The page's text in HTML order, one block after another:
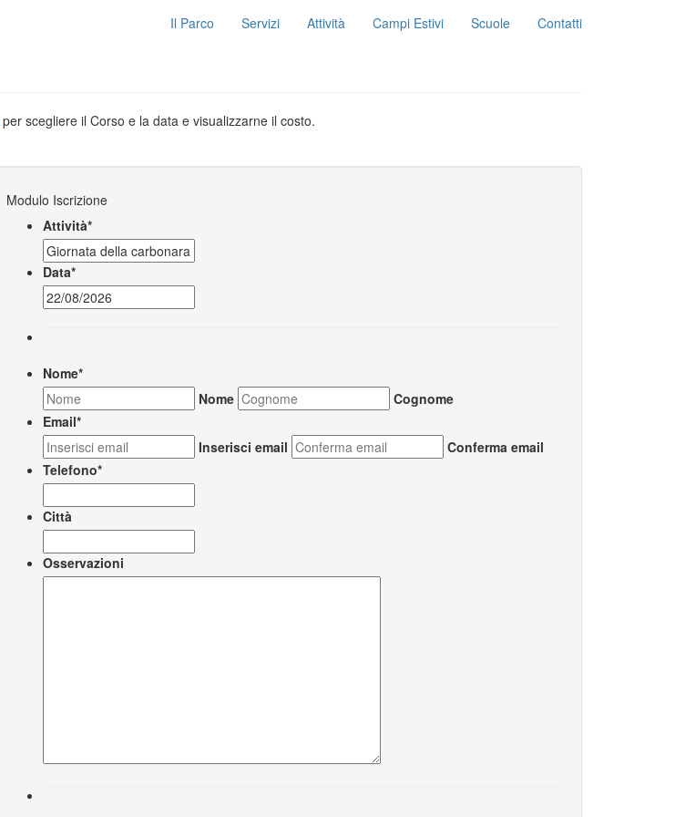
Il Parco Servizi Attività Campi Estivi Scuole Contatti
per scegliere il Corso e la data e visualizzarne il costo.
Modulo Iscrizione
Attività*
Data*
Nome*
Nome
Cognome
Email*
Inserisci email
Conferma email
Telefono*
Città
Osservazioni